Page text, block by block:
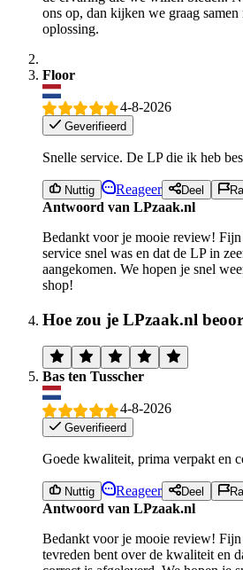
ons op, dan kijken we graag samen
oplossing.
Floor
4-8-2026
Geverifieerd
Snelle service. De LP die ik heb
Nuttig Reageer Deel
Antwoord van LPzaak.nl
Bedankt voor je mooie review! Fijn
service snel was en dat de LP in
aangekomen. We hopen je snel
shop!
Hoe zou je LPzaak.nl
Bas ten Tusscher
4-8-2026
Geverifieerd
Goede kwaliteit, prima verpakt en
Nuttig Reageer Deel
Antwoord van LPzaak.nl
Bedankt voor je mooie review! Fijn
tevreden bent over de kwaliteit en